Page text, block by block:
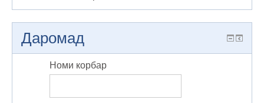
Даромад
Номи корбар